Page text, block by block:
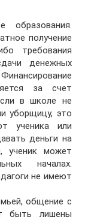
образования.
получение
требования
денежных
за счет
в школе не
уборщицу, это
ученика или
деньги на
ученик может
началах.
не имеют
общение с
быть лишены